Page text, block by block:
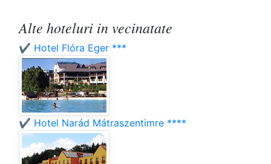
Alte hoteluri in vecinatate
✔️ Hotel Flóra Eger ***
✔️ Hotel Narád Mátraszentimre ****